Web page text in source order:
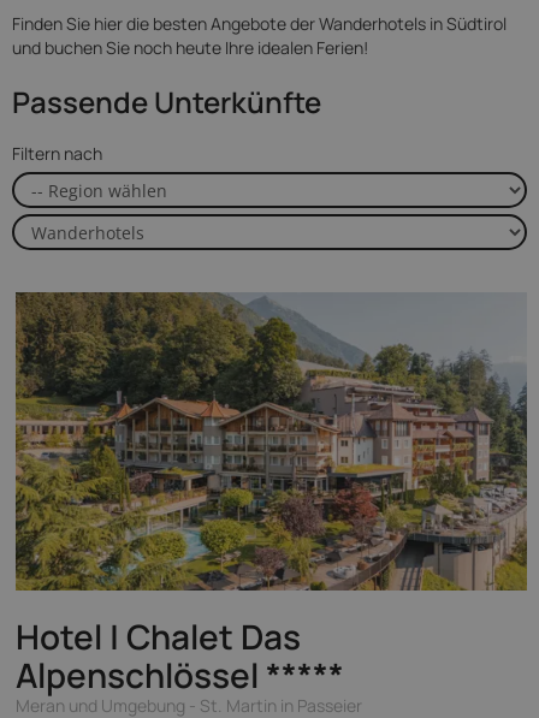
Finden Sie hier die besten Angebote der Wanderhotels in Südtirol
und buchen Sie noch heute Ihre idealen Ferien!
Passende Unterkünfte
Filtern nach
Hotel | Chalet Das
Alpenschlössel *****
Meran und Umgebung - St. Martin in Passeier